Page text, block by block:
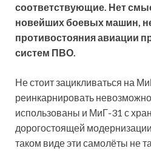
соответствующие. Нет
новейших боевых машин,
противостояния авиации
систем ПВО.
Не стоит зацикливаться на
реинкарнировать
использованы и МиГ-31 с
дорогостоящей
таком виде эти самолёты не